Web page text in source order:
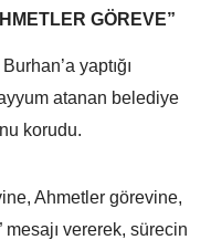
GÖREVE”
yaptığı
atanan belediye
korudu.
Ahmetler görevine,
mesajı vererek, sürecin